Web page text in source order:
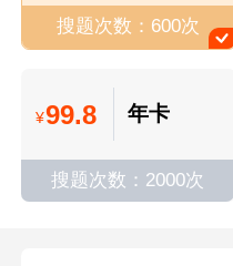
搜题次数：600次
¥99.8 年卡
搜题次数：2000次